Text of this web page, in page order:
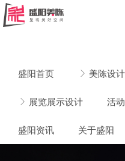
盛阳首页 ꁕ 美陈设计
ꁕ 展览展示设计 活
盛阳资讯 关于盛阳